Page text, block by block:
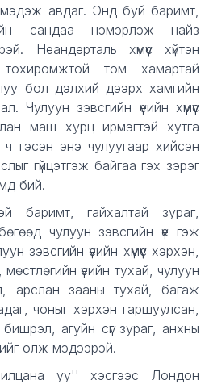
мэдэж авдаг. Энд буй баримт,
сандаа нэмэрлэж найз
Неандерталь хүмүүс хүйтэн
тохиромжтой том хамартай
бол дэлхий дээрх хамгийн
Чулуун зэвсгийн үеийн хүмүүс
маш хурц ирмэгтэй хутга
гэсэн энэ чулуугаар хийсэн
гүйцэтгэж байгаа гэх зэрэг
бий.
баримт, гайхалтай зураг,
чулуун зэвсгийн үе гэж
зэвсгийн үеийн хүмүүс хэрхэн,
үеийн тухай, чулуун
арслан зааны тухай, багаж
чоныг хэрхэн гаршуулсан,
бишрэл, агуйн сүг зураг, анхны
олж мэдээрэй.
уу'' хэсгээс Лондон